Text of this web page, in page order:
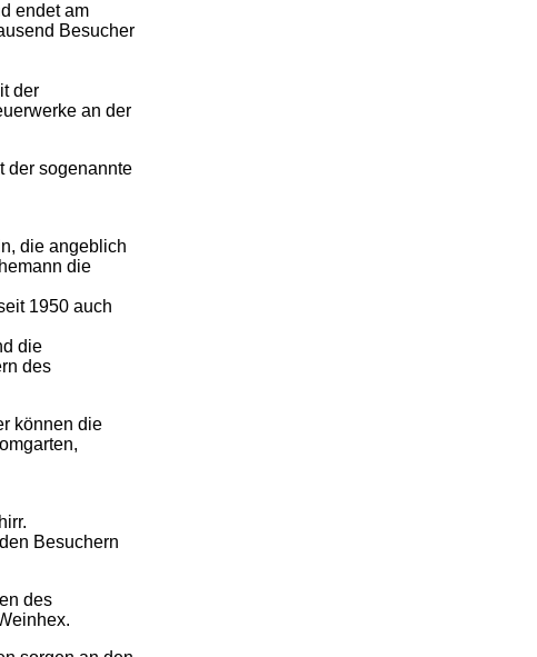
endet am
Besucher
der
an der
der sogenannte
die angeblich
die
1950 auch
die
des
können die
Besuchern
des